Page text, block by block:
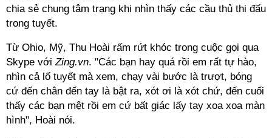
chia sẻ chung tâm trạng khi nhìn thấy các cầu thủ thi đấu
trong tuyết.
Từ Ohio, Mỹ, Thu Hoài rấm rứt khóc trong cuộc gọi qua
Skype vớiZing.vn. "Các bạn hay quá rồi em rất tự hào,
nhìn cả lố tuyết mà xem, chạy vài bước là trượt, bóng
cứ đến chân đến tay là bật ra, xót ơi là xót chứ, đến cuối
thấy các bạn mệt rồi em cứ bất giác lấy tay xoa xoa màn
hình", Hoài nói.